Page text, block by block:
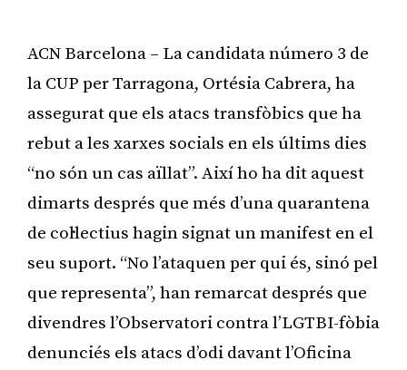
ACN Barcelona – La candidata número 3 de
la CUP per Tarragona, Ortésia Cabrera, ha
assegurat que els atacs transfòbics que ha
rebut a les xarxes socials en els últims dies
“no són un cas aïllat”. Així ho ha dit aquest
dimarts després que més d’una quarantena
de col·lectius hagin signat un manifest en el
seu suport. “No l’ataquen per qui és, sinó pel
que representa”, han remarcat després que
divendres l’Observatori contra l’LGTBI-fòbia
denunciés els atacs d’odi davant l’Oficina